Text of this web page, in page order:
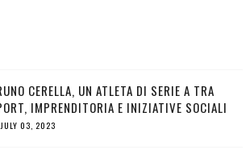
CERELLA, UN ATLETA DI SERIE A TRA
IMPRENDITORIA E INIZIATIVE SOCIALI
JULY 03, 2023